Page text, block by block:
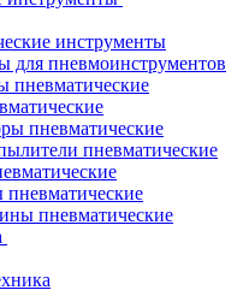
инструменты
для пневмоинструментов
пневматические
пневматические
пневматические
пневматические
пневматические